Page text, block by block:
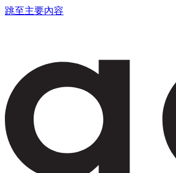
跳至主要內容